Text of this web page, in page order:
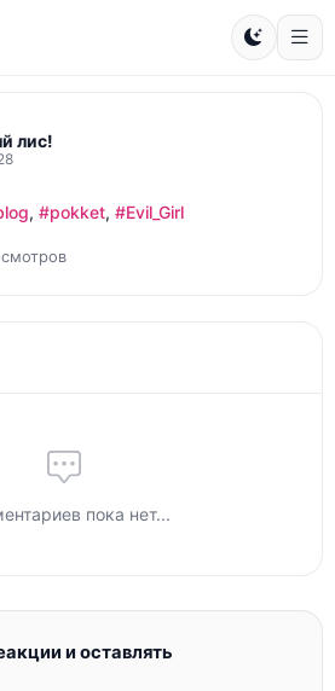
лис!
, #pokket, #Evil_Girl
пока нет...
и оставлять